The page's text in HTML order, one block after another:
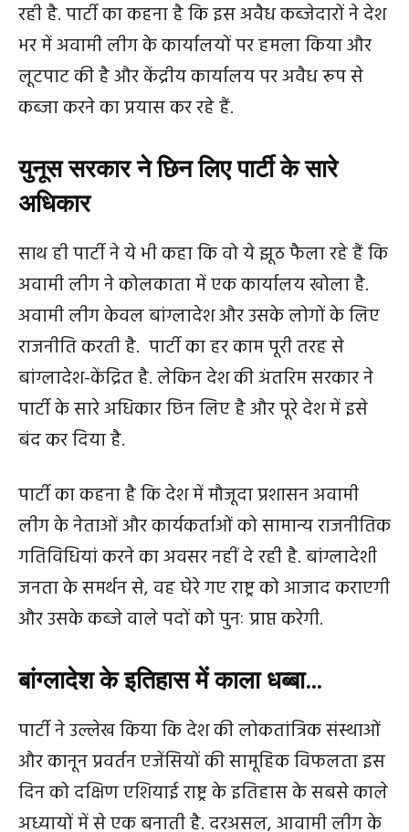
रही है. पार्टी का कहना है कि इस अवैध कब्जेदारों ने देश
भर में अवामी लीग के कार्यालयों पर हमला किया और
लूटपाट की है और केंद्रीय कार्यालय पर अवैध रूप से
कब्जा करने का प्रयास कर रहे हैं.
युनूस सरकार ने छिन लिए पार्टी के सारे
अधिकार
साथ ही पार्टी ने ये भी कहा कि वो ये झूठ फैला रहे हैं कि
अवामी लीग ने कोलकाता में एक कार्यालय खोला है.
अवामी लीग केवल बांग्लादेश और उसके लोगों के लिए
राजनीति करती है. पार्टी का हर काम पूरी तरह से
बांग्लादेश-केंद्रित है. लेकिन देश की अंतरिम सरकार ने
पार्टी के सारे अधिकार छिन लिए है और पूरे देश में इसे
बंद कर दिया है.
पार्टी का कहना है कि देश में मौजूदा प्रशासन अवामी
लीग के नेताओं और कार्यकर्ताओं को सामान्य राजनीतिक
गतिविधियां करने का अवसर नहीं दे रही है. बांग्लादेशी
जनता के समर्थन से, वह घेरे गए राष्ट्र को आजाद कराएगी
और उसके कब्जे वाले पदों को पुनः प्राप्त करेगी.
बांग्‍लादेश के इतिहास में काला धब्‍बा…
पार्टी ने उल्लेख किया कि देश की लोकतांत्रिक संस्थाओं
और कानून प्रवर्तन एजेंसियों की सामूहिक विफलता इस
दिन को दक्षिण एशियाई राष्ट्र के इतिहास के सबसे काले
अध्यायों में से एक बनाती है. दरअसल, आवामी लीग के